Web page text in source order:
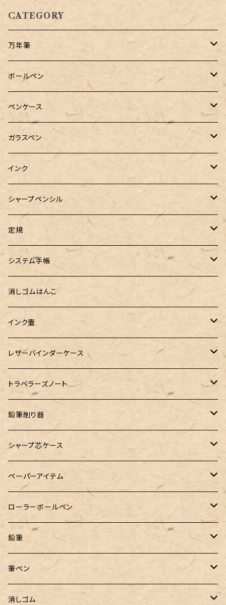
CATEGORY
万年筆
Pelikan（ペリカン）
PILOT（パイロット）
万年筆用コンバーター
SAILOR（セーラー）
PLATINUM（プラチナ）
BENU（ベヌー）
PARKER（パーカー）
Kaweco（カヴェコ）
AURORA（アウロラ）
LAMY（ラミー）
フェリスホイールプレス
大西製作所
染色カクノ
TWSBI（ツイスビー）
Ystudio（ワイスタジオ）
Nahvalur(ナーヴァル)
TaG サブマリン万年筆 限定ペン先ゴールドプレート
CROSS（クロス）
Sheaffer（シェーファー）
ボールペン
オリジナルボールペン
Pelikan（ペリカン）
マルチペン
PILOT（パイロット）
SAILOR（セーラー）
Caran d'Ache（カランダッシュ）
Kaweco（カヴェコ）
富士瘤クラフト
100% Pencillest 真鍮ペン
フェリスホイールプレス
BENJA メノルカペン
Fisher（フィッシャー）
HUGO BOSS（ヒューゴボス）
Sheaffer（シェーファー）
マーベラスウッド
トライカラーボールペン
バディ【Mark II(マークツー)】
HUGO BOSS (ヒューゴ ボス)
PARKER(パーカー)
CROSS(クロス)
ペンケース
バハギア & クラフト
ラウンドジップペンケース
ロールペンケース
ラウンドジップペンケース 10本挿し
&Liebe(アンドリーベ)
シーカンパニー
LOONLOON（ルンルン）
ラダイト
PARLEY (パーリィー)
ガルフストリーム
NAGASAWA（ナガサワ）
PILOT（パイロット）
アシュフォード
スリップオン
Kaweco（カヴェコ）
Ystudio（ワイスタジオ）
ガラスペン
工芸装置
ペンネジューク オリジナル（予約品）
ペンネジューク オリジナル（在庫品）
セミオーダーガラスペン（予約品）
書籍
佐瀬工業所
リュリュ
セキセイ
寺西化学工業
ガラス工房 LUC
ガラス工房 SAYORI
GLASS STUDIO しなぷす
アトリグラス
エルバン
インク
オリジナルインク
Tono&Lims
インクガチャ
セーラー万年筆
100色インク工房
ゆらめくink
Dipton
PILOT
色彩雫
フェリスホイールプレス
10mlインク
20mlインク
38mlインク
Pelican
インクガチャ
PLATINUM（プラチナ）
シャープペンシル
富士瘤クラフト
こぶた工房
Steef&Co. (スティーフ)
ST Draft 短軸
ST Draft 全軸
マーベラスウッド
バディ
マーベラスシャープ
トライカラーボールペン
カヴェコ
カランダッシュ
ロットリング
プラチナ
早川式繰出鉛筆
三菱鉛筆
クルトガ ウッド
ぺんてる
ラミー
ラダイト
PILOT（パイロット）
定規
Ystudio（ワイスタジオ）
ミドリカンパニー
ラダイト
Ruk (ルカ)
LOGステーショナリー
システム手帳
プロッター
ミニ5サイズ
ミニ6サイズ
バイブルサイズ
ダヴィンチ ロロマクラシック
ファイロファックス
アシュフォード
消しゴムはんこ
インク壷
白石ガラス工房
フェリスホイールプレス
レザーバインダーケース
PLOTTER
トラベラーズノート
スターターキット
リフィル・カスタマイズパーツ
鉛筆削り器
コヒノール
シャープ芯ケース
Ystudio（ワイスタジオ）
ラダイト
Steef&Co.（スティーフ）
富士瘤クラフト
ペーパーアイテム
ヌルリフィル
irofulインクカード
神戸派計画
すずめや
ローラーボールペン
FONTE
ローラーボール 6色キャップ付
鉛筆
サンスター文具
筆ペン
Fonte
消しゴム